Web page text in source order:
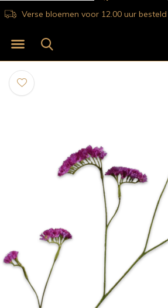
Verse bloemen voor 12.00 uur